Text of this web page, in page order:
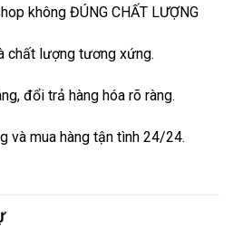
không ĐÚNG CHẤT LƯỢNG
chất lượng tương xứng.
đổi trả hàng hóa rõ ràng.
và mua hàng tận tình 24/24.